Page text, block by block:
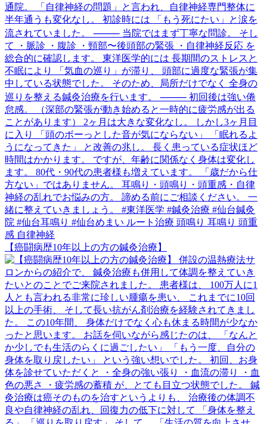
【癌闘病歴10年以上の方の鍼灸治療】